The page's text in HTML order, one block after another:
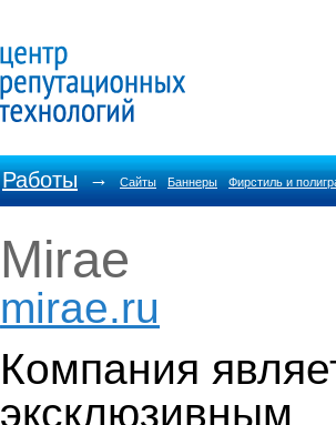
Работы → Сайты Баннеры Фирстиль и
Mirae
mirae.ru
Компания
эксклюзивным